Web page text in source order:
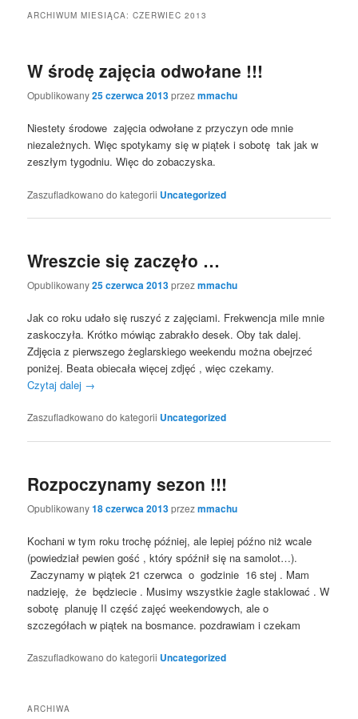
ARCHIWUM MIESIĄCA:CZERWIEC 2013
W środę zajęcia odwołane !!!
Opublikowany25 czerwca 2013przezmmachu
Niestety środowe zajęcia odwołane z przyczyn ode mnie
niezależnych. Więc spotykamy się w piątek i sobotę tak jak w
zeszłym tygodniu. Więc do zobaczyska.
Zaszufladkowano do kategorii Uncategorized
Wreszcie się zaczęło …
Opublikowany25 czerwca 2013przezmmachu
Jak co roku udało się ruszyć z zajęciami. Frekwencja mile mnie
zaskoczyła. Krótko mówiąc zabrakło desek. Oby tak dalej.
Zdjęcia z pierwszego żeglarskiego weekendu można obejrzeć
poniżej. Beata obiecała więcej zdjęć , więc czekamy.
Czytaj dalej →
Zaszufladkowano do kategorii Uncategorized
Rozpoczynamy sezon !!!
Opublikowany18 czerwca 2013przezmmachu
Kochani w tym roku trochę później, ale lepiej późno niż wcale
(powiedział pewien gość , który spóźnił się na samolot…).
Zaczynamy w piątek 21 czerwca o godzinie 16 stej . Mam
nadzieję, że będziecie . Musimy wszystkie żagle staklować . W
sobotę planuję II część zajęć weekendowych, ale o
szczegółach w piątek na bosmance. pozdrawiam i czekam
Zaszufladkowano do kategorii Uncategorized
ARCHIWA